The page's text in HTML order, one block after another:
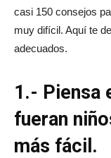
casi 150 consejos
muy difícil. Aquí te
adecuados.
1.- Piensa
fueran
más fácil.